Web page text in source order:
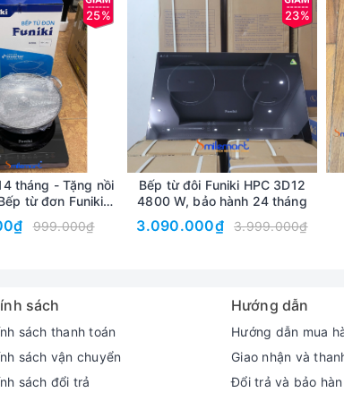
8 chế độ công suất, tùy vào mục đích sử dụng mà
25%
tháng - Tặng nồi
từ đơn Funiki
2000W, bảng điều
kính chịu nhiệt
999.000₫
23%
Bếp từ đôi Funiki HPC 3D12
4800 W, bảo hành 24 tháng
3.090.000₫ 3.999.000₫
sách
sách thanh toán
sách vận chuyển
sách đổi trả
Hướng dẫn
Hướng dẫn mua
Giao nhận và
Đổi trả và bảo